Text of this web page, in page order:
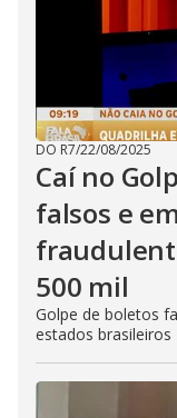
DO R7/22/08/2025
Caí no
falsos e
500 mil
Golpe de boletos
estados brasileiros